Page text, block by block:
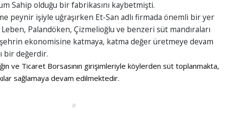
Sahip olduğu bir fabrikasını kaybetmişti.
peynir işiyle uğraşırken Et-San adlı firmada önemli bir yer
Palandöken, Çizmelioğlu ve benzeri süt mandıraları
ekonomisine katmaya, katma değer üretmeye devam
bir değerdir.
ve Ticaret Borsasının girişimleriyle köylerden süt toplanmakta,
sağlamaya devam edilmektedir.
#